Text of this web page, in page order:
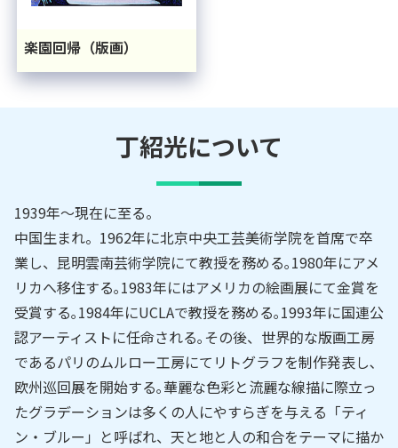
楽園回帰（版画）
丁紹光について
1939年～現在に至る。
中国生まれ。1962年に北京中央工芸美術学院を首席で卒
業し、昆明雲南芸術学院にて教授を務める｡1980年にアメ
リカへ移住する｡1983年にはアメリカの絵画展にて金賞を
受賞する｡1984年にUCLAで教授を務める｡1993年に国連公
認アーティストに任命される｡その後、世界的な版画工房
であるパリのムルロー工房にてリトグラフを制作発表し､
欧州巡回展を開始する｡華麗な色彩と流麗な線描に際立っ
たグラデーションは多くの人にやすらぎを与える「ティ
ン・ブルー」と呼ばれ、天と地と人の和合をテーマに描か